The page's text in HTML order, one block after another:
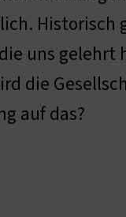
Historisch
uns
die
auf das?